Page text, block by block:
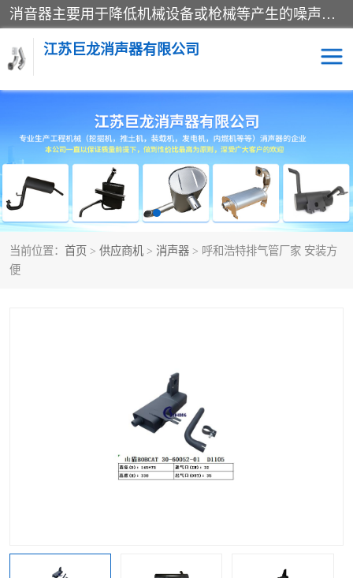
消音器主要用于降低机械设备或枪械等产生的噪声。它通过阻尼或增加排气面积来降低排气速度和功率，从而降低噪声。常见的消音器类型包括阻性消声器、抗性消声器、共振消声器以及阻抗复合式消声器等。这些消音器各有特点，适用于不同频率的噪声消除。
江苏巨龙消声器有限公司
当前位置： 首页 > 供应商机 > 消声器 > 呼和浩特排气管厂家 安装方
便
消声器